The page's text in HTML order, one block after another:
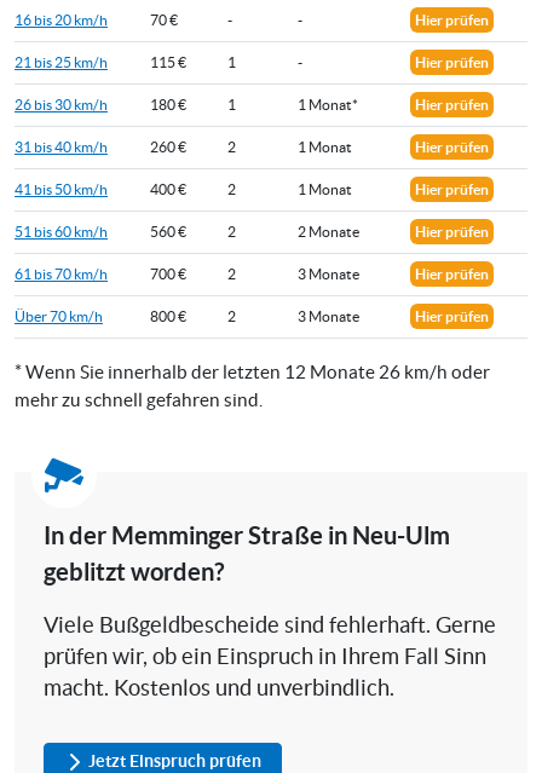
16 bis 20 km/h 70 € - - Hier prüfen
21 bis 25 km/h 115 € 1 - Hier prüfen
26 bis 30 km/h 180 € 1 1 Monat* Hier prüfen
31 bis 40 km/h 260 € 2 1 Monat Hier prüfen
41 bis 50 km/h 400 € 2 1 Monat Hier prüfen
51 bis 60 km/h 560 € 2 2 Monate Hier prüfen
61 bis 70 km/h 700 € 2 3 Monate Hier prüfen
Über 70 km/h 800 € 2 3 Monate Hier prüfen
* Wenn Sie innerhalb der letzten 12 Monate 26 km/h oder
mehr zu schnell gefahren sind.
In der Memminger Straße in Neu-Ulm
geblitzt worden?
Viele Bußgeldbescheide sind fehlerhaft. Gerne
prüfen wir, ob ein Einspruch in Ihrem Fall Sinn
macht. Kostenlos und unverbindlich.
Jetzt Einspruch prüfen